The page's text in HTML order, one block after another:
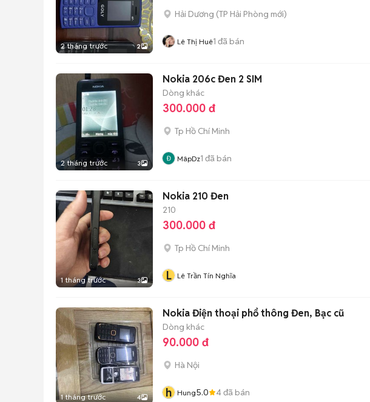
2 tháng trước 2
Hải Dương (TP Hải Phòng mới)
Lê Thị Huê1 đã bán
2 tháng trước 3
Nokia 206c Đen 2 SIM
Dòng khác
300.000 đ
Tp Hồ Chí Minh
MâpDz1 đã bán
1 tháng trước 3
Nokia 210 Đen
210
300.000 đ
Tp Hồ Chí Minh
L Lê Trần Tín Nghĩa
1 tháng trước 4
Nokia Điện thoại phổ thông Đen, Bạc cũ
Dòng khác
90.000 đ
Hà Nội
h Hung5.0 4đã bán